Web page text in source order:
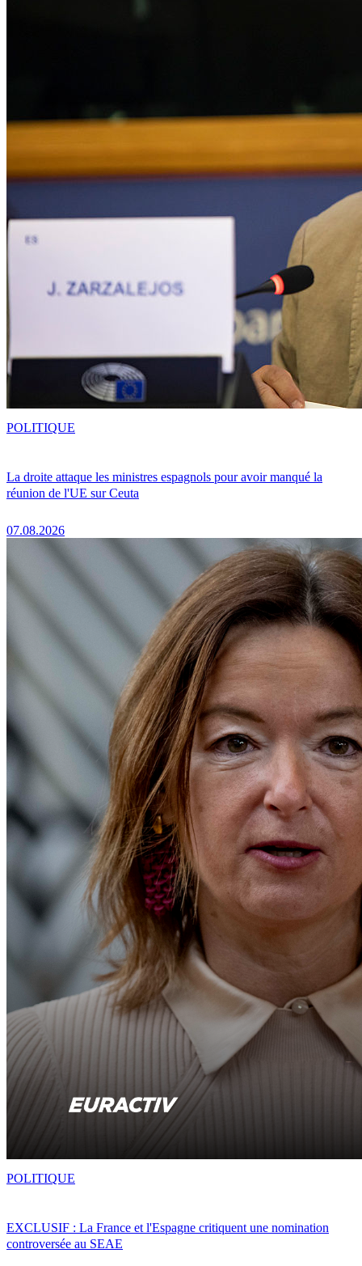
La droite attaque les ministres espagnols pour avoir manqué la
réunion de l'UE sur Ceuta
07.08.2026
POLITIQUE
EXCLUSIF : La France et l'Espagne critiquent une nomination
controversée au SEAE
POLITIQUE